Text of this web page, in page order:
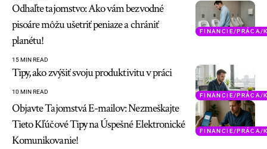
FINANCIE/PRÁCA/
Odhaľte tajomstvo: Ako vám bezvodné
pisoáre môžu ušetriť peniaze a chrániť
planétu!
15 MIN READ
FINANCIE/PRÁCA/
Tipy, ako zvýšiť svoju produktivitu v práci
10 MIN READ
FINANCIE/PRÁCA/
Objavte Tajomstvá E-mailov: Nezmeškajte
Tieto Kľúčové Tipy na Úspešné Elektronické
Komunikovanie!